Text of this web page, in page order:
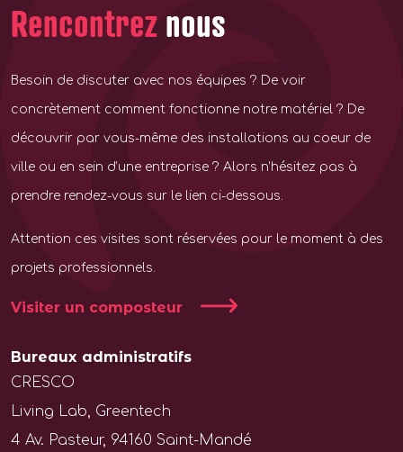
Rencontrez nous
Besoin de discuter avec nos équipes ? De voir
concrètement comment fonctionne notre matériel ? De
découvrir par vous-même des installations au coeur de
ville ou en sein d’une entreprise ? Alors n’hésitez pas à
prendre rendez-vous sur le lien ci-dessous.
Attention ces visites sont réservées pour le moment à des
projets professionnels.
Visiter un composteur
Bureaux administratifs
CRESCO
Living Lab, Greentech
4 Av. Pasteur, 94160 Saint-Mandé